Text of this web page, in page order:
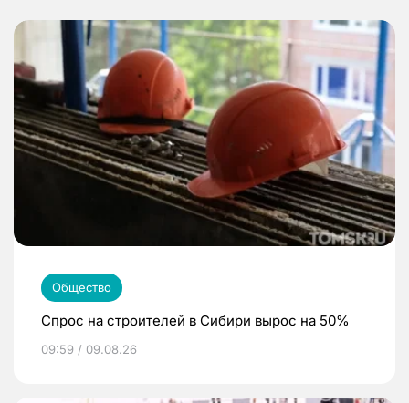
Общество
Спрос на строителей в Сибири вырос на 50%
09:59 / 09.08.26